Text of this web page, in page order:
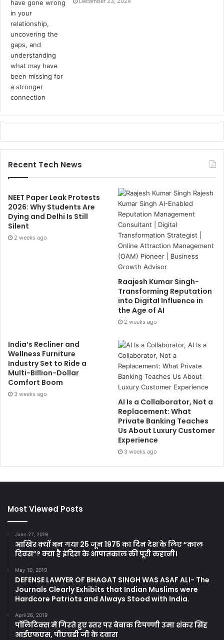
Recent Tech News
NEET Paper Leak Protests
2026: Why Students Are
Dying and Delhi Is Still
Silent
2 weeks ago
Raajesh Kumar Singh-
Transforming Reputation
into Digital Influence in
the Age of AI
2 weeks ago
India’s Recliner and
Wellness Furniture
Industry Set to Ride a
Multi-Billion-Dollar
Comfort Boom
3 weeks ago
AI Is a Collaborator, Not a
Replacement: What
Private Banking Teaches
Us About Luxury Customer
Experience
3 weeks ago
Most Viewed Posts
June 27, 2019
आखिर क्यों बन गया 25 जून 1975 का दिन देश के लिए “काल
दिवस”? क्या है इंदिरा के आपातकाल की पूरी कहानी।
May 10, 2019
DEFENSE LAWYER OF BHAGAT SINGH WAS ASAF ALI- The
Journals Clearly Exhibits that Indian Muslims were
Hardcore Patriots and Always Stood with India.
April 26, 2019
पॉलिटिक्स में गिरते हुए स्तर पर बेबाक टिपण्णी उमा शंकर सिंह
आईएफएस, पीएचडी जी के दवारा